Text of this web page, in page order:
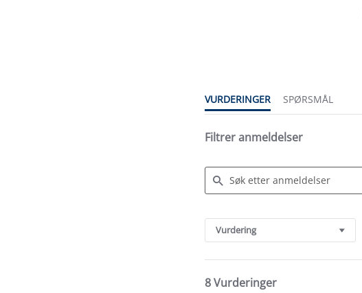
VURDERINGER
SPØRSMÅL
Filtrer anmeldelser
Reviews
Vurdering
8 Vurderinger